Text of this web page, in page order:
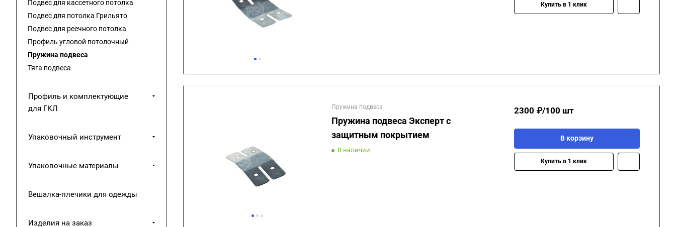
Купить в 1 клик
Пружина подвеса
Пружина подвеса Эксперт с
защитным покрытием
В наличии
2300 ₽/100 шт
В корзину
Купить в 1 клик
Подвес для кассетного потолка
Подвес для потолка Грильято
Подвес для реечного потолка
Профиль угловой потолочный
Пружина подвеса
Тяга подвеса
Профиль и комплектующие
для ГКЛ
Упаковочный инструмент
Упаковочные материалы
Вешалка-плечики для одежды
Изделия на заказ